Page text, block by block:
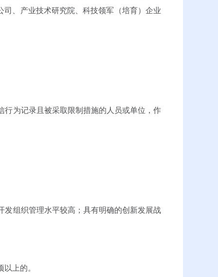
、产业技术研究院、科技领军（培育）企业
为记录且被采取限制措施的人员或单位，作
组织管理水平较高；具有明确的创新发展战
上的。